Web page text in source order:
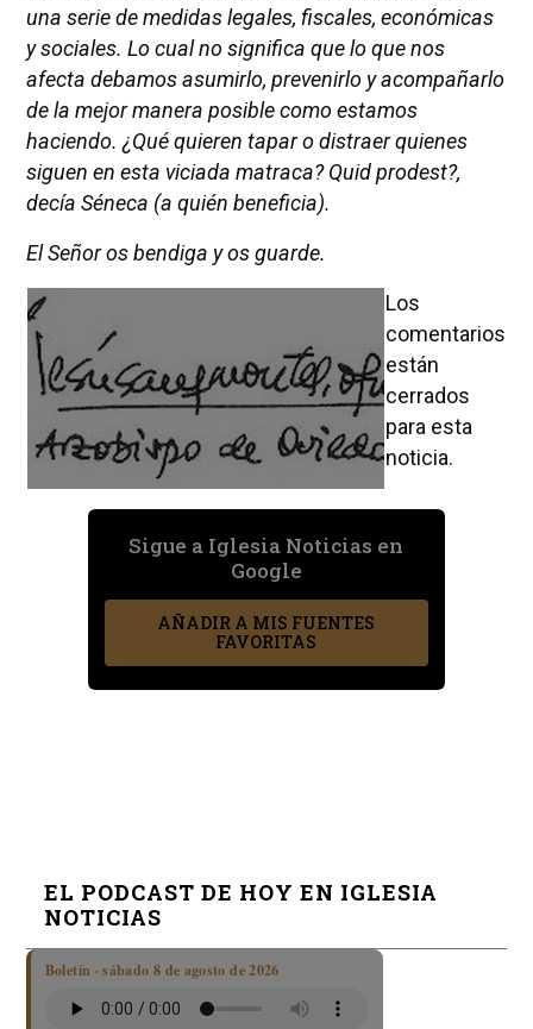
una serie de medidas legales, fiscales, económicas
y sociales. Lo cual no significa que lo que nos
afecta debamos asumirlo, prevenirlo y acompañarlo
de la mejor manera posible como estamos
haciendo. ¿Qué quieren tapar o distraer quienes
siguen en esta viciada matraca? Quid prodest?,
decía Séneca (a quién beneficia).
El Señor os bendiga y os guarde.
Los
comentarios
están
cerrados
para esta
noticia.
Sigue a Iglesia Noticias en
Google
AÑADIR A MIS FUENTES
FAVORITAS
EL PODCAST DE HOY EN IGLESIA
NOTICIAS
Boletín · sábado 8 de agosto de 2026